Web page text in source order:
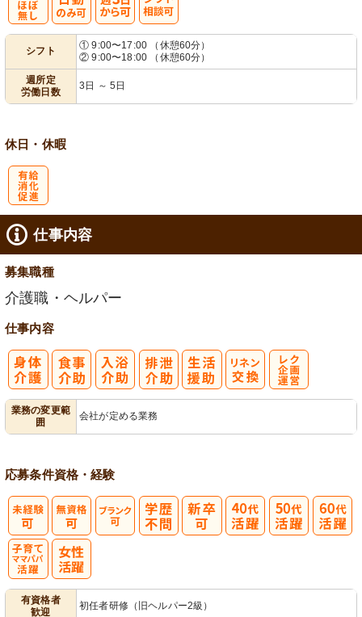
シフト
① 9:00〜17:00 （休憩60分）
② 9:00〜18:00 （休憩60分）
週所定
労働日数
3日 ～ 5日
休日・休暇
仕事内容
募集職種
介護職・ヘルパー
仕事内容
業務の変更範
囲
会社が定める業務
応募条件資格・経験
有資格者
歓迎
初任者研修（旧ヘルパー2級）